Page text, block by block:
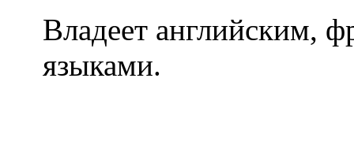
Владеет английским,
языками.